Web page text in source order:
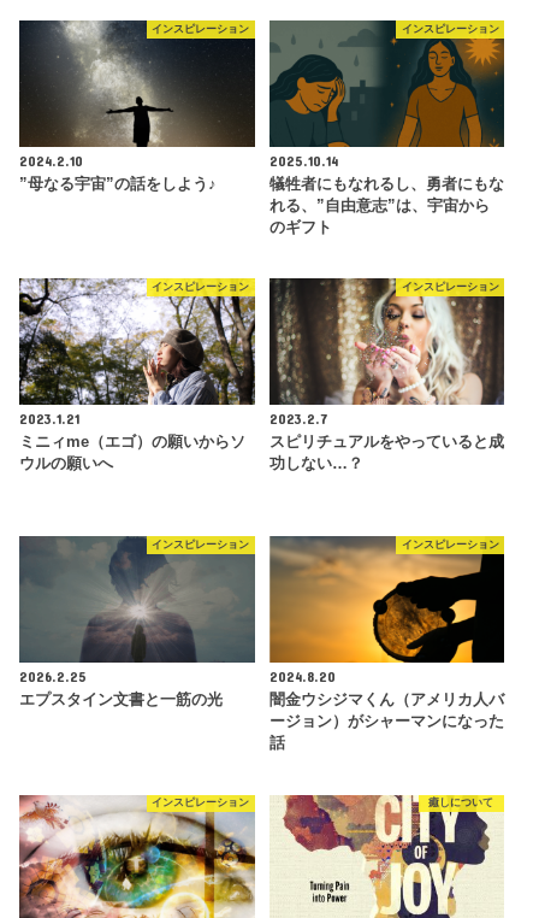
インスピレーション
2024.2.10
”母なる宇宙”の話をしよう♪
インスピレーション
2025.10.14
犠牲者にもなれるし、勇者にもな
れる、”自由意志”は、宇宙から
のギフト
インスピレーション
2023.1.21
ミニィme（エゴ）の願いからソ
ウルの願いへ
インスピレーション
2023.2.7
スピリチュアルをやっていると成
功しない…？
インスピレーション
2026.2.25
エプスタイン文書と一筋の光
インスピレーション
2024.8.20
闇金ウシジマくん（アメリカ人バ
ージョン）がシャーマンになった
話
インスピレーション 癒しについて